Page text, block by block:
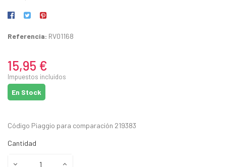
Referencia: RV01168
15,95 €
Impuestos incluidos
En Stock
Código Piaggio para comparación 219383
Cantidad